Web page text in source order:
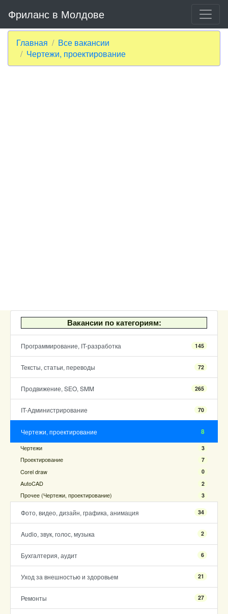
Фриланс в Молдове
Главная
Все вакансии
Чертежи, проектирование
Вакансии по категориям:
Программирование, IT-разработка 145
Тексты, статьи, переводы 72
Продвижение, SEO, SMM 265
IT-Администрирование 70
Чертежи, проектирование 8
Чертежи 3
Проектирование 7
Corel draw 0
AutoCAD 2
Прочее (Чертежи, проектирование) 3
Фото, видео, дизайн, графика, анимация 34
Audio, звук, голос, музыка 2
Бухгалтерия, аудит 6
Уход за внешностью и здоровьем 21
Ремонты 27